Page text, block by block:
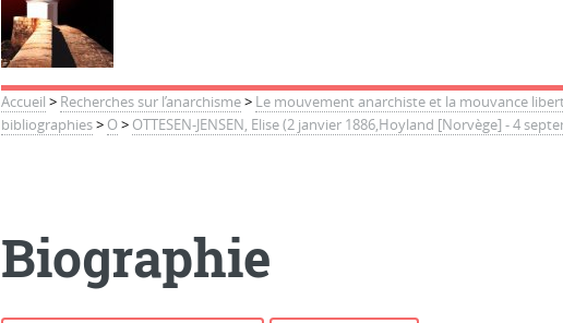
Accueil > Recherches sur l’anarchisme> Le mouvement anarchiste et la mouvance
bibliographies> O> OTTESEN-JENSEN, Elise (2 janvier 1886,Hoyland [Norvège] - 4
Biographie